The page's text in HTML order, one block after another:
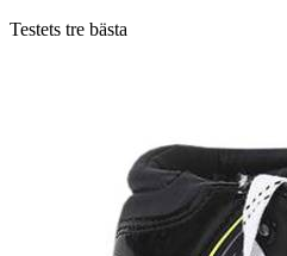
Testets tre bästa